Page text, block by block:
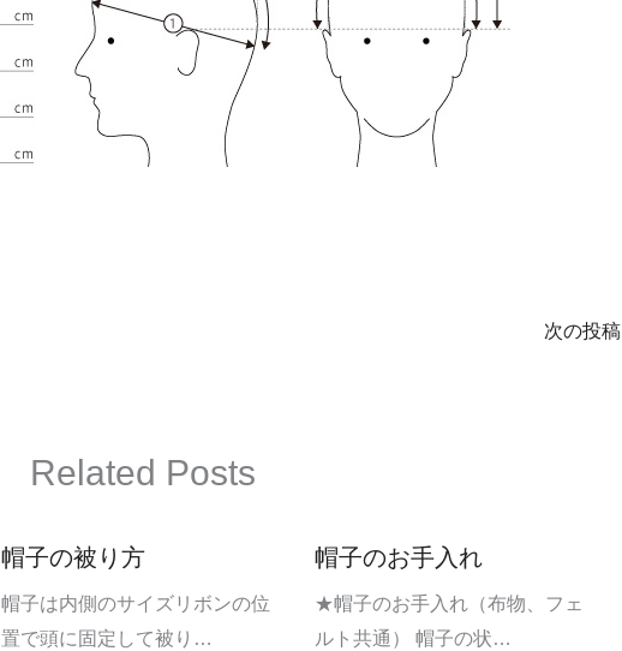
次の投稿
Related Posts
帽子の被り方
帽子は内側のサイズリボンの位
置で頭に固定して被り…
帽子のお手入れ
★帽子のお手入れ（布物、フェ
ルト共通） 帽子の状…